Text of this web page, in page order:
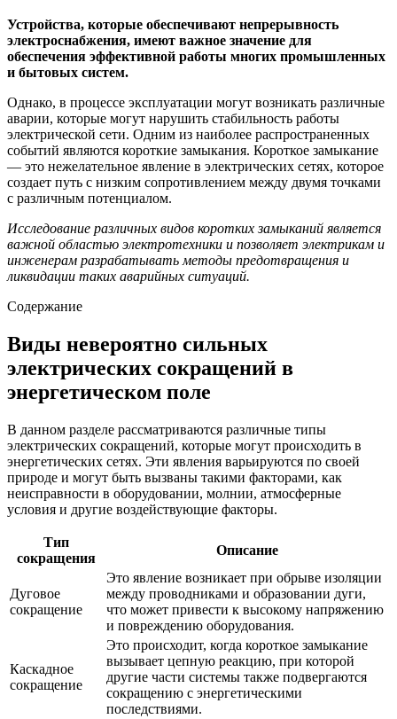
Устройства, которые обеспечивают непрерывность
электроснабжения, имеют важное значение для
обеспечения эффективной работы многих промышленных
и бытовых систем.
Однако, в процессе эксплуатации могут возникать различные
аварии, которые могут нарушить стабильность работы
электрической сети. Одним из наиболее распространенных
событий являются короткие замыкания. Короткое замыкание
— это нежелательное явление в электрических сетях, которое
создает путь с низким сопротивлением между двумя точками
с различным потенциалом.
Исследование различных видов коротких замыканий является
важной областью электротехники и позволяет электрикам и
инженерам разрабатывать методы предотвращения и
ликвидации таких аварийных ситуаций.
Содержание
Виды невероятно сильных
электрических сокращений в
энергетическом поле
В данном разделе рассматриваются различные типы
электрических сокращений, которые могут происходить в
энергетических сетях. Эти явления варьируются по своей
природе и могут быть вызваны такими факторами, как
неисправности в оборудовании, молнии, атмосферные
условия и другие воздействующие факторы.
Тип
сокращения
Описание
Дуговое
сокращение
Это явление возникает при обрыве изоляции
между проводниками и образовании дуги,
что может привести к высокому напряжению
и повреждению оборудования.
Каскадное
сокращение
Это происходит, когда короткое замыкание
вызывает цепную реакцию, при которой
другие части системы также подвергаются
сокращению с энергетическими
последствиями.